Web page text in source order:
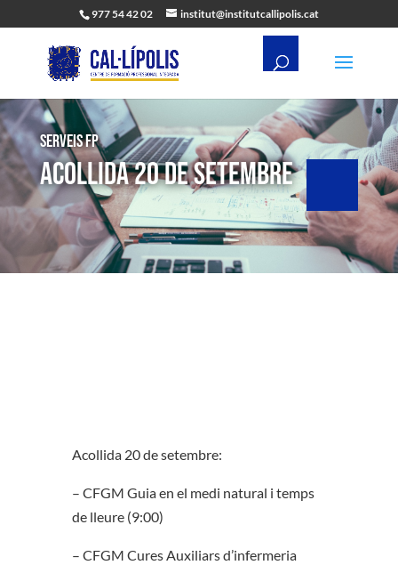
977 54 42 02 institut@institutcallipolis.cat
Serveis FP
Acollida 20 de setembre
Acollida 20 de setembre:
– CFGM Guia en el medi natural i temps
de lleure (9:00)
– CFGM Cures Auxiliars d’infermeria